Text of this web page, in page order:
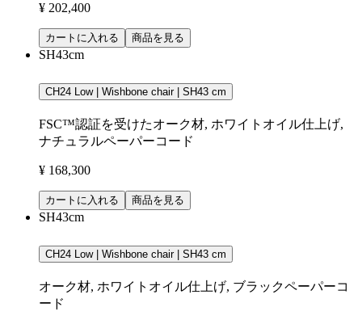
¥ 202,400
カートに入れる 商品を見る
SH43cm
CH24 Low | Wishbone chair | SH43 cm
FSC™認証を受けたオーク材, ホワイトオイル仕上げ,
ナチュラルペーパーコード
¥ 168,300
カートに入れる 商品を見る
SH43cm
CH24 Low | Wishbone chair | SH43 cm
オーク材, ホワイトオイル仕上げ, ブラックペーパーコ
ード